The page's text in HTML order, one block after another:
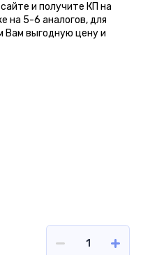
и получите КП на
на 5-6 аналогов, для
Вам выгодную цену и